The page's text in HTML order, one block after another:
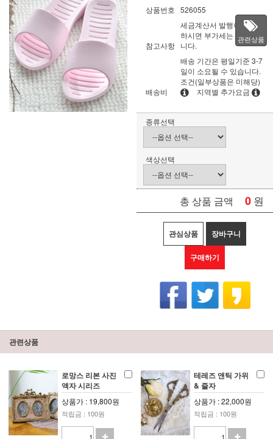
상품번호 526055
참고사항
세금계산서 발행이 필요
하시면 부가세는 별도입
니다.
배송비
배송 기간은 평일기준 3-7
일이 소요될 수 있습니다.
조건(일부상품은 미해당)
지역별 추가요금
관련상품
종류선택
색상선택
총 상품 금액 0 원
관심상품 장바구니
구매하기
관련상품
로망스 리본 사진
액자 시리즈
상품가 : 19,800원
적립금 : 100원
테레즈 앤틱 가위
& 줄자
상품가 : 22,000원
적립금 : 100원